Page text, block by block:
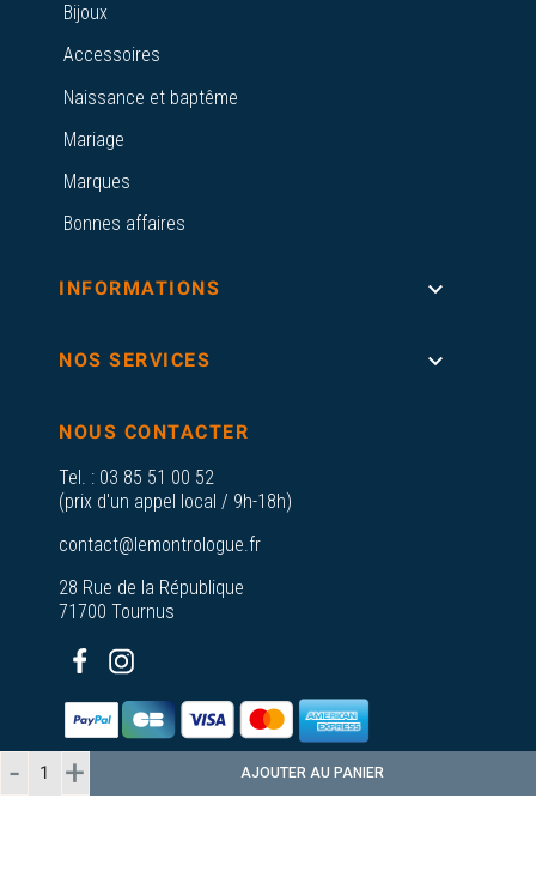
AJOUTER AU PANIER
Bijoux
Accessoires
Naissance et baptême
Mariage
Marques
Bonnes affaires
INFORMATIONS 
NOS SERVICES 
NOUS CONTACTER
Tel. : 03 85 51 00 52
(prix d'un appel local / 9h-18h)
contact@lemontrologue.fr
28 Rue de la République
71700 Tournus